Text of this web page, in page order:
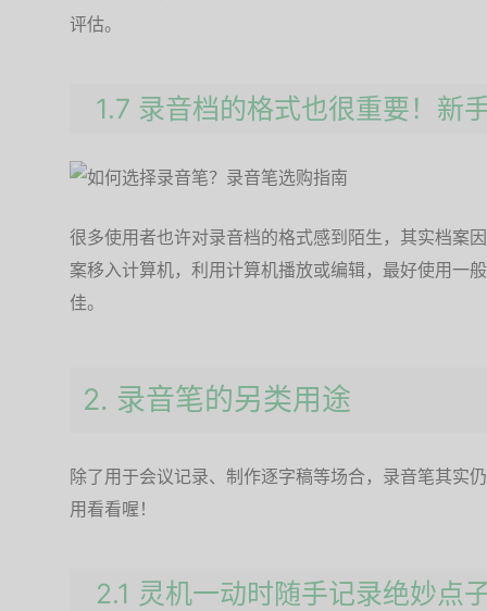
评估。
1.7 录音档的格式也很重要！新
很多使用者也许对录音档的格式感到陌生，其实档案
案移入计算机，利用计算机播放或编辑，最好使用一
佳。
2. 录音笔的另类用途
除了用于会议记录、制作逐字稿等场合，录音笔其实
用看看喔！
2.1 灵机一动时随手记录绝妙点